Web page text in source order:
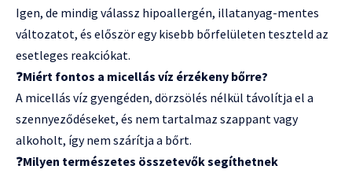
Igen, de mindig válassz hipoallergén, illatanyag-mentes
változatot, és először egy kisebb bőrfelületen teszteld az
esetleges reakciókat.
❓Miért fontos a micellás víz érzékeny bőrre?
A micellás víz gyengéden, dörzsölés nélkül távolítja el a
szennyeződéseket, és nem tartalmaz szappant vagy
alkoholt, így nem szárítja a bőrt.
❓Milyen természetes összetevők segíthetnek